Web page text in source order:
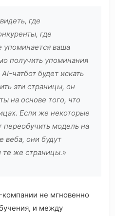
где
где
упоминается ваша
получить упоминания
чатбот будет искать
эти страницы, он
на основе того, что
Если же некоторые
модель на
веба, они будут
те же страницы.»
не мгновенно
и между